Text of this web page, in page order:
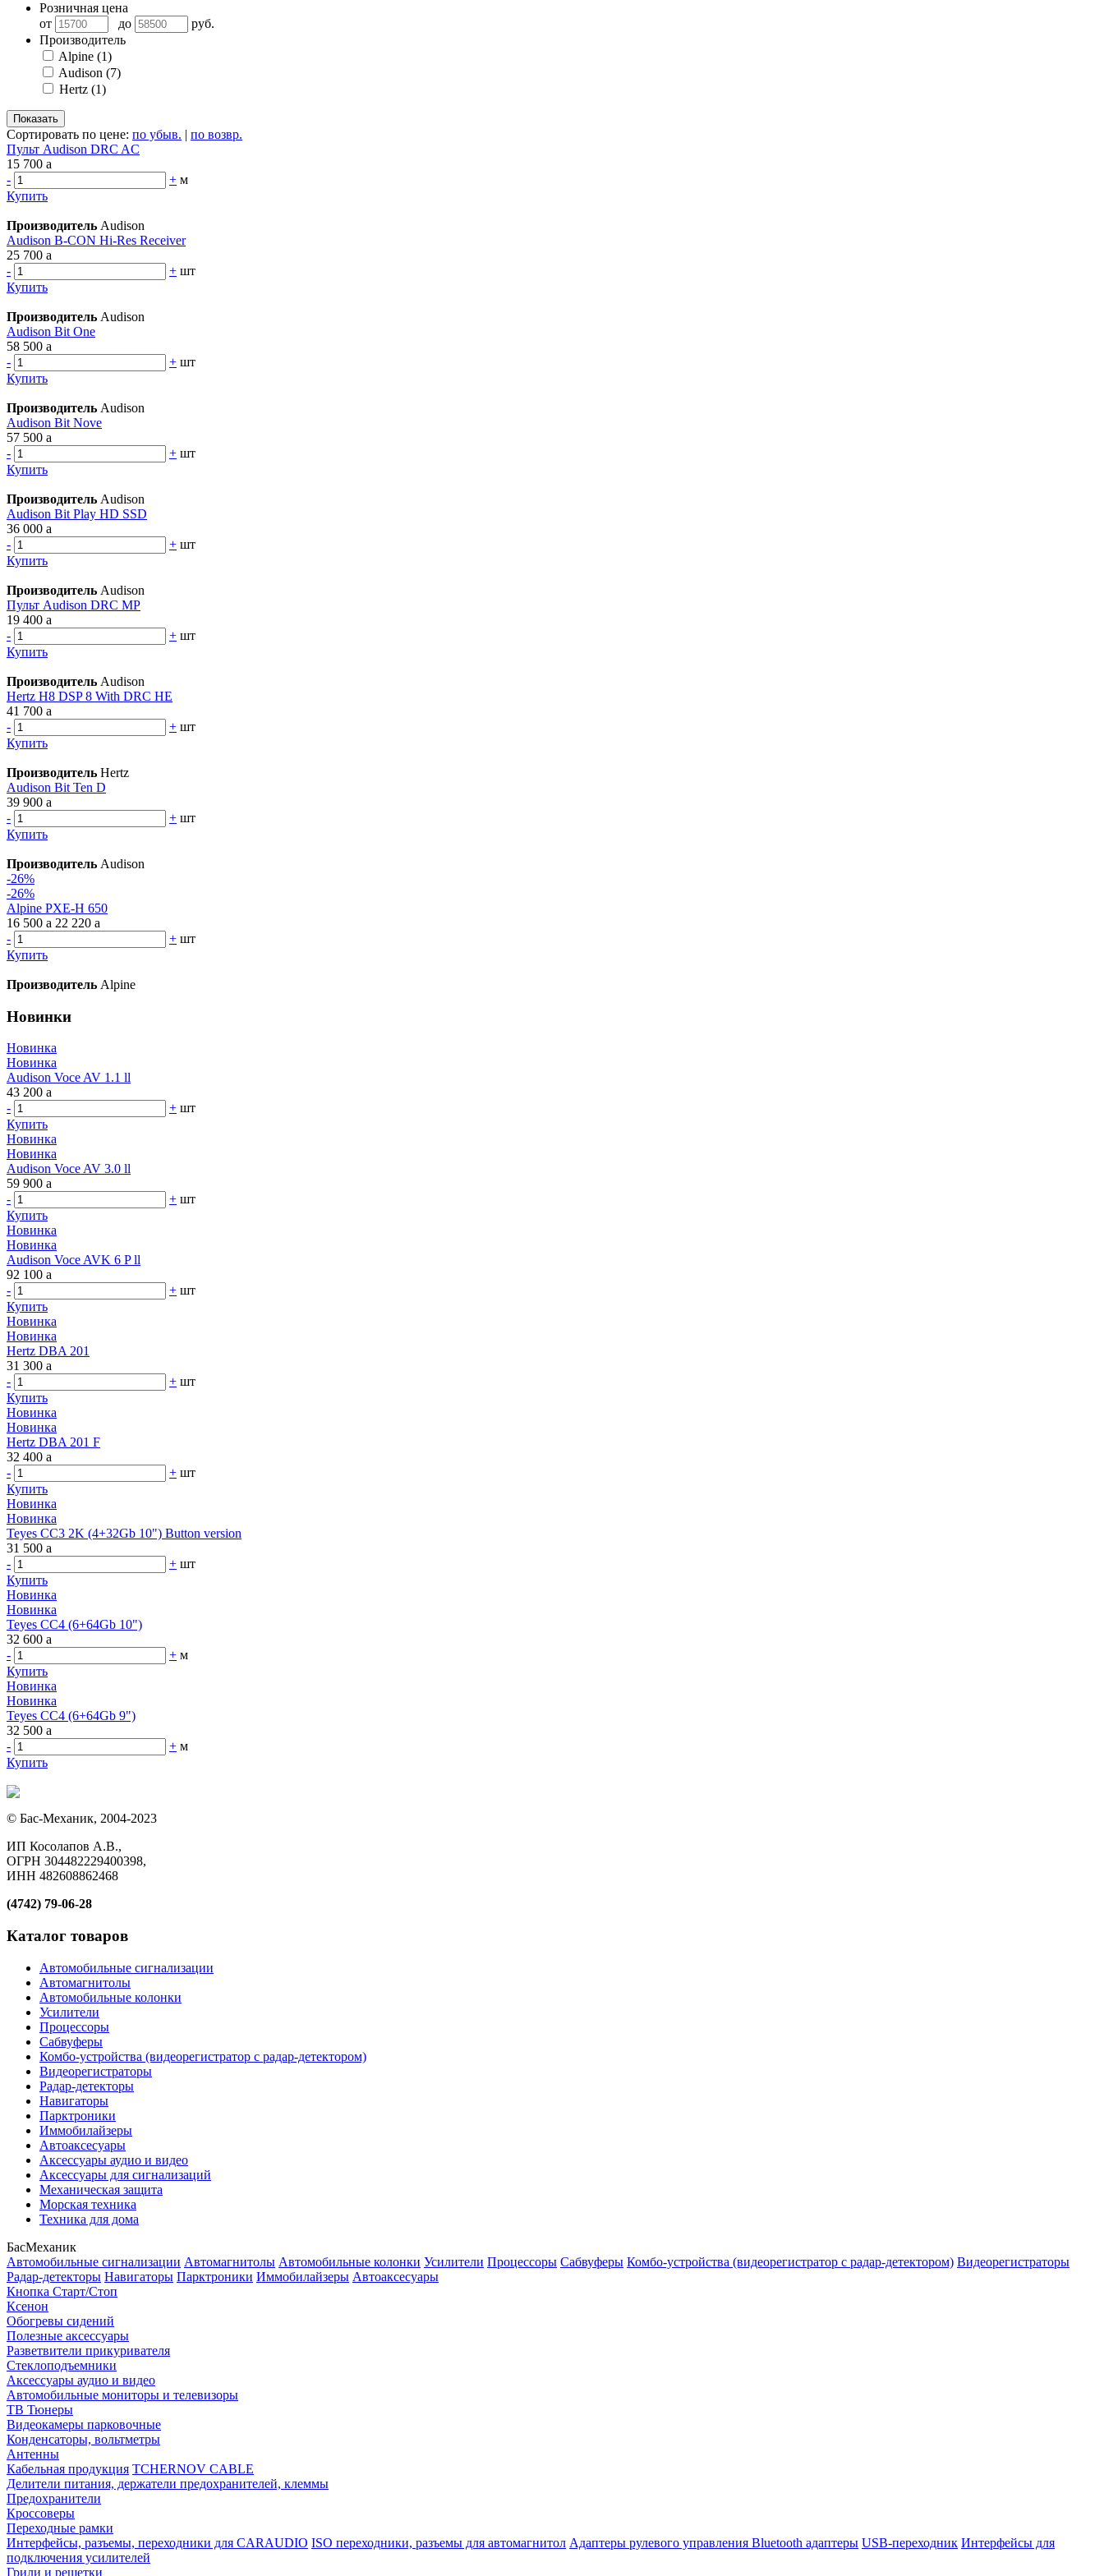
Розничная цена
от
до
руб.
Производитель
Alpine (1)
Audison (7)
Hertz (1)
Сортировать по цене: по убыв. | по возвр.
Пульт Audison DRC AC
15 700 a
-
+ м
Купить
Производитель Audison
Audison B-CON Hi-Res Receiver
25 700 a
-
+ шт
Купить
Производитель Audison
Audison Bit One
58 500 a
-
+ шт
Купить
Производитель Audison
Audison Bit Nove
57 500 a
-
+ шт
Купить
Производитель Audison
Audison Bit Play HD SSD
36 000 a
-
+ шт
Купить
Производитель Audison
Пульт Audison DRC MP
19 400 a
-
+ шт
Купить
Производитель Audison
Hertz H8 DSP 8 With DRC HE
41 700 a
-
+ шт
Купить
Производитель Hertz
Audison Bit Ten D
39 900 a
-
+ шт
Купить
Производитель Audison
-26%
-26%
Alpine PXE-H 650
16 500 a 22 220 a
-
+ шт
Купить
Производитель Alpine
Новинки
Новинка
Новинка
Audison Voce AV 1.1 ll
43 200 a
-
+ шт
Купить
Новинка
Новинка
Audison Voce AV 3.0 ll
59 900 a
-
+ шт
Купить
Новинка
Новинка
Audison Voce AVK 6 P ll
92 100 a
-
+ шт
Купить
Новинка
Новинка
Hertz DBA 201
31 300 a
-
+ шт
Купить
Новинка
Новинка
Hertz DBA 201 F
32 400 a
-
+ шт
Купить
Новинка
Новинка
Teyes CC3 2K (4+32Gb 10") Button version
31 500 a
-
+ шт
Купить
Новинка
Новинка
Teyes CC4 (6+64Gb 10")
32 600 a
-
+ м
Купить
Новинка
Новинка
Teyes CC4 (6+64Gb 9")
32 500 a
-
+ м
Купить
© Бас-Механик, 2004-2023
ИП Косолапов А.В.,
ОГРН 304482229400398,
ИНН 482608862468
(4742) 79-06-28
Каталог товаров
Автомобильные сигнализации
Автомагнитолы
Автомобильные колонки
Усилители
Процессоры
Сабвуферы
Комбо-устройства (видеорегистратор с радар-детектором)
Видеорегистраторы
Радар-детекторы
Навигаторы
Парктроники
Иммобилайзеры
Автоаксесуары
Аксессуары аудио и видео
Аксессуары для сигнализаций
Механическая защита
Морская техника
Техника для дома
БасМеханик
Автомобильные сигнализации Автомагнитолы Автомобильные колонки Усилители Процессоры Сабвуферы Комбо-устройства (видеорегистратор с радар-детектором) Видеорегистраторы
Радар-детекторы Навигаторы Парктроники Иммобилайзеры Автоаксесуары
Кнопка Старт/Стоп
Ксенон
Обогревы сидений
Полезные аксессуары
Разветвители прикуривателя
Стеклоподъемники
Аксессуары аудио и видео
Автомобильные мониторы и телевизоры
ТВ Тюнеры
Видеокамеры парковочные
Конденсаторы, вольтметры
Антенны
Кабельная продукция TCHERNOV CABLE
Делители питания, держатели предохранителей, клеммы
Предохранители
Кроссоверы
Переходные рамки
Интерфейсы, разъемы, переходники для CARAUDIO ISO переходники, разъемы для автомагнитол Адаптеры рулевого управления Bluetooth адаптеры USB-переходник Интерфейсы для
подключения усилителей
Грили и решетки